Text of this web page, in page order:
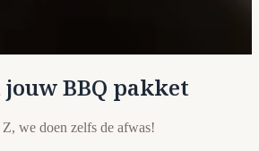
BBQ pakket
we doen zelfs de afwas!